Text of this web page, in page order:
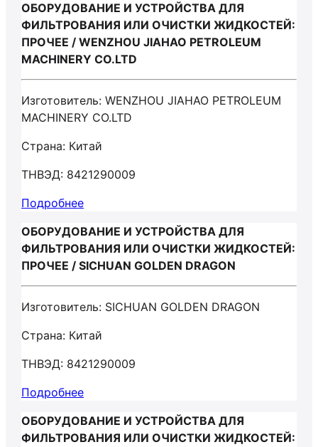
ОБОРУДОВАНИЕ И УСТРОЙСТВА ДЛЯ
ФИЛЬТРОВАНИЯ ИЛИ ОЧИСТКИ ЖИДКОСТЕЙ:
ПРОЧЕЕ / WENZHOU JIAHAO PETROLEUM
MACHINERY CO.LTD
Изготовитель: WENZHOU JIAHAO PETROLEUM
MACHINERY CO.LTD
Страна: Китай
ТНВЭД: 8421290009
Подробнее
ОБОРУДОВАНИЕ И УСТРОЙСТВА ДЛЯ
ФИЛЬТРОВАНИЯ ИЛИ ОЧИСТКИ ЖИДКОСТЕЙ:
ПРОЧЕЕ / SICHUAN GOLDEN DRAGON
Изготовитель: SICHUAN GOLDEN DRAGON
Страна: Китай
ТНВЭД: 8421290009
Подробнее
ОБОРУДОВАНИЕ И УСТРОЙСТВА ДЛЯ
ФИЛЬТРОВАНИЯ ИЛИ ОЧИСТКИ ЖИДКОСТЕЙ: